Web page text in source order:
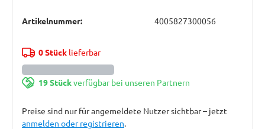
Artikelnummer: 4005827300056
0 Stücklieferbar
19 Stückverfügbar bei unseren Partnern
Preise sind nur für angemeldete Nutzer sichtbar – jetzt
anmelden oder registrieren.